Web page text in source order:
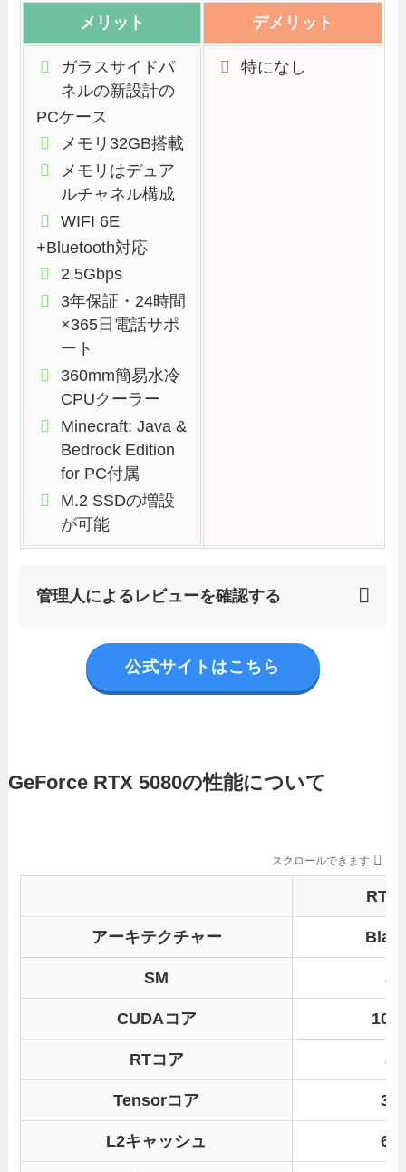
メリット デメリット
ガラスサイドパ
ネルの新設計の
PCケース
メモリ32GB搭載
メモリはデュア
ルチャネル構成
WIFI 6E
+Bluetooth対応
2.5Gbps
3年保証・24時間
×365日電話サポ
ート
360mm簡易水冷
CPUクーラー
Minecraft: Java &
Bedrock Edition
for PC付属
M.2 SSDの増設
が可能
特になし
管理人によるレビューを確認する
公式サイトはこちら
GeForce RTX 5080の性能について
スクロールできます
RTX
アーキテクチャー
SM
CUDAコア
RTコア
Tensorコア
L2キャッシュ